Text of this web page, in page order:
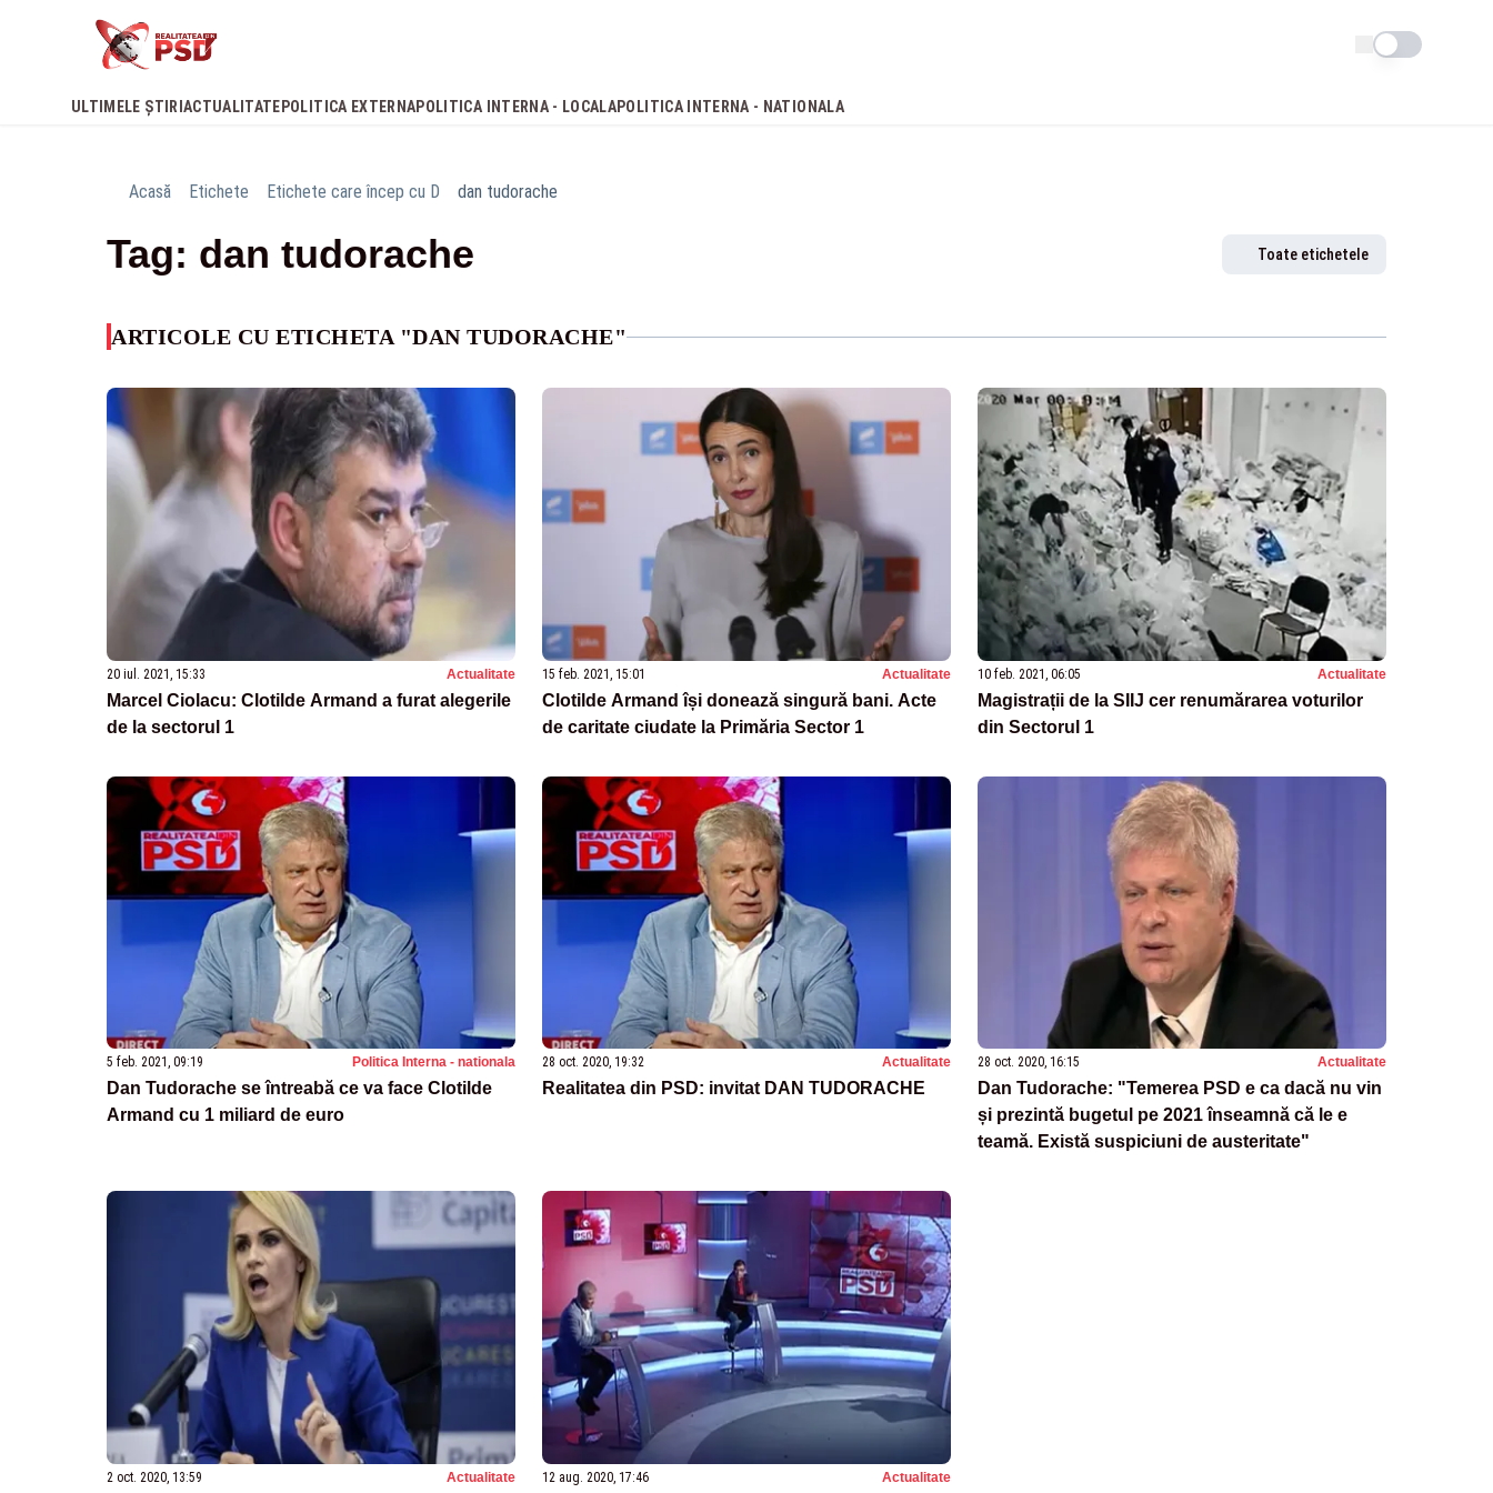
Schimba tema
ULTIMELE ȘTIRI ACTUALITATE POLITICA EXTERNAPOLITICA INTERNA - LOCALAPOLITICA INTERNA - NATIONALA
Acasă Etichete Etichete care încep cu D dan tudorache
Tag: dan tudorache Toate etichetele
ARTICOLE CU ETICHETA "DAN TUDORACHE"
20 iul. 2021, 15:33 Actualitate
Marcel Ciolacu: Clotilde Armand a furat alegerile
de la sectorul 1
15 feb. 2021, 15:01 Actualitate
Clotilde Armand își donează singură bani. Acte
de caritate ciudate la Primăria Sector 1
10 feb. 2021, 06:05 Actualitate
Magistrații de la SIIJ cer renumărarea voturilor
din Sectorul 1
5 feb. 2021, 09:19 Politica Interna - nationala
Dan Tudorache se întreabă ce va face Clotilde
Armand cu 1 miliard de euro
28 oct. 2020, 19:32 Actualitate
Realitatea din PSD: invitat DAN TUDORACHE
28 oct. 2020, 16:15 Actualitate
Dan Tudorache: "Temerea PSD e ca dacă nu vin
și prezintă bugetul pe 2021 înseamnă că le e
teamă. Există suspiciuni de austeritate"
2 oct. 2020, 13:59 Actualitate 12 aug. 2020, 17:46 Actualitate